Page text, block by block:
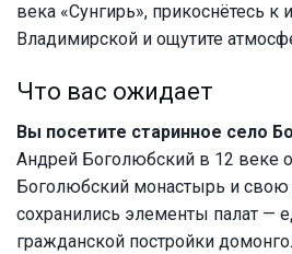
века «Сунгирь», прикоснётесь к
Владимирской и ощутите
Что вас ожидает
Вы посетите старинное село
Андрей Боголюбский в 12 веке
Боголюбский монастырь и
сохранились элементы палат —
гражданской постройки